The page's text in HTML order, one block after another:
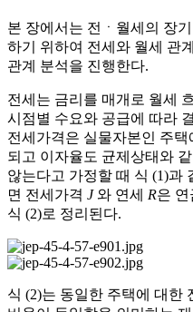
본 장에서는 전ㆍ월세의 장
하기 위하여 전세와 월세 관
관계 분석을 진행한다.
전세는 금리를 매개로 월세
시점별 수요와 공급에 따라
전세가격은 실물자본인 주택
되고 이자율도 균제상태와 같
않는다고 가정할 때 식 (1)과
면 전세가격 J와 연세 R은 연
식 (2)로 정리된다.
식 (2)는 동일한 주택에 대한